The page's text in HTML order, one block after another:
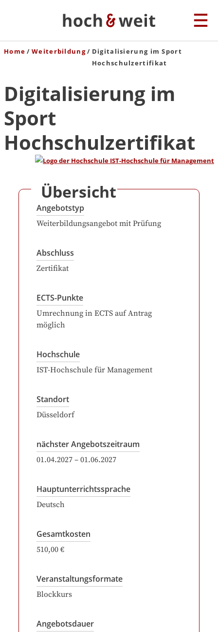
Home Weiterbildung
Digitalisierung im Sport
Hochschulzertifikat
Digitalisierung im
Sport
Hochschulzertifikat
Übersicht
Angebotstyp
Weiterbildungsangebot mit Prüfung
Abschluss
Zertifikat
ECTS-Punkte
Umrechnung in ECTS auf Antrag
möglich
Hochschule
IST-Hochschule für Management
Standort
Düsseldorf
nächster Angebotszeitraum
01.04.2027 – 01.06.2027
Hauptunterrichtssprache
Deutsch
Gesamtkosten
510,00 €
Veranstaltungsformate
Blockkurs
Angebotsdauer